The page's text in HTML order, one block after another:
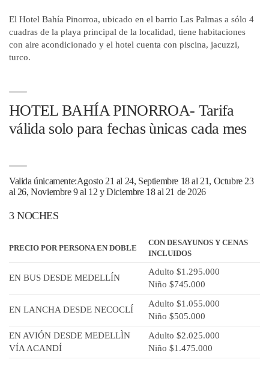
El Hotel Bahía Pinorroa, ubicado en el barrio Las Palmas a sólo 4
cuadras de la playa principal de la localidad, tiene habitaciones
con aire acondicionado y el hotel cuenta con piscina, jacuzzi,
turco.
HOTEL BAHÍA PINORROA- Tarifa
válida solo para fechas ùnicas cada mes
Valida únicamente:Agosto 21 al 24, Septiembre 18 al 21, Octubre 23
al 26, Noviembre 9 al 12 y Diciembre 18 al 21 de 2026
3 NOCHES
PRECIO POR PERSONA EN DOBLE
CON DESAYUNOS Y CENAS
INCLUIDOS
EN BUS DESDE MEDELLÍN
Adulto $1.295.000
Niño $745.000
EN LANCHA DESDE NECOCLÍ
Adulto $1.055.000
Niño $505.000
EN AVIÓN DESDE MEDELLÌN
VÍA ACANDÍ
Adulto $2.025.000
Niño $1.475.000